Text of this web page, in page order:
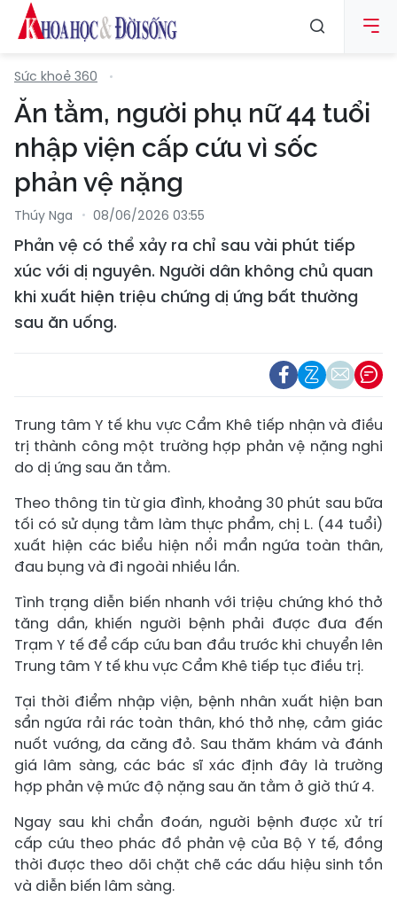
Sức khoẻ 360
Ăn tằm, người phụ nữ 44 tuổi
nhập viện cấp cứu vì sốc
phản vệ nặng
Thúy Nga 08/06/2026 03:55
Phản vệ có thể xảy ra chỉ sau vài phút tiếp
xúc với dị nguyên. Người dân không chủ quan
khi xuất hiện triệu chứng dị ứng bất thường
sau ăn uống.
Trung tâm Y tế khu vực Cẩm Khê tiếp nhận và điều
trị thành công một trường hợp phản vệ nặng nghi
do dị ứng sau ăn tằm.
Theo thông tin từ gia đình, khoảng 30 phút sau bữa
tối có sử dụng tằm làm thực phẩm, chị L. (44 tuổi)
xuất hiện các biểu hiện nổi mẩn ngứa toàn thân,
đau bụng và đi ngoài nhiều lần.
Tình trạng diễn biến nhanh với triệu chứng khó thở
tăng dần, khiến người bệnh phải được đưa đến
Trạm Y tế để cấp cứu ban đầu trước khi chuyển lên
Trung tâm Y tế khu vực Cẩm Khê tiếp tục điều trị.
Tại thời điểm nhập viện, bệnh nhân xuất hiện ban
sẩn ngứa rải rác toàn thân, khó thở nhẹ, cảm giác
nuốt vướng, da căng đỏ. Sau thăm khám và đánh
giá lâm sàng, các bác sĩ xác định đây là trường
hợp phản vệ mức độ nặng sau ăn tằm ở giờ thứ 4.
Ngay sau khi chẩn đoán, người bệnh được xử trí
cấp cứu theo phác đồ phản vệ của Bộ Y tế, đồng
thời được theo dõi chặt chẽ các dấu hiệu sinh tồn
và diễn biến lâm sàng.